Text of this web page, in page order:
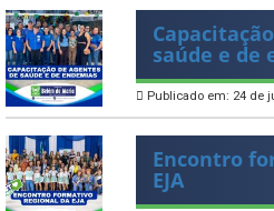
saúde e de
Publicado em: 24 de
Encontro
EJA